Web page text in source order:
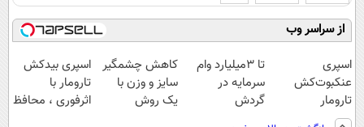
از سراسر وب
اسپری
عنکبوت‌‌کش
تارومار
ازبین‌برنده انواع
تا 3میلیارد وام
سرمایه در
گردش
کاهش چشمگیر
سایز و وزن با
یک روش
اسپری بیدکش
تارومار با
اثرفوری ، محافظ